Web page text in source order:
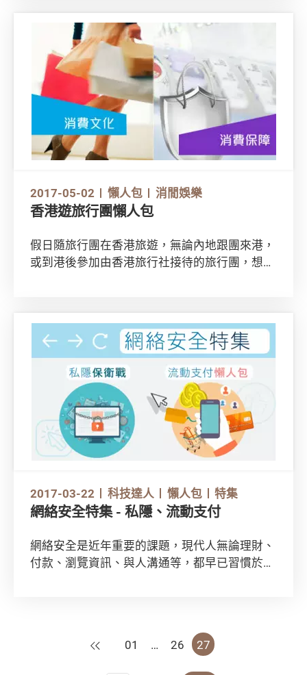
2017-05-02 懶人包 消閒娛樂
香港遊旅行團懶人包
假日隨旅行團在香港旅遊，無論內地跟團來港，
或到港後參加由香港旅行社接待的旅行團，想安
2017-03-22 科技達人 懶人包 特集
網絡安全特集 - 私隱、流動支付
網絡安全是近年重要的課題，現代人無論理財、
付款、瀏覽資訊、與人溝通等，都早已習慣於網
上一頁
01 … 26 27